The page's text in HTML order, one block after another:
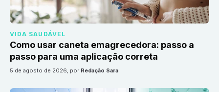
VIDA SAUDÁVEL
Como usar caneta emagrecedora: passo a
passo para uma aplicação correta
5 de agosto de 2026, por Redação Sara